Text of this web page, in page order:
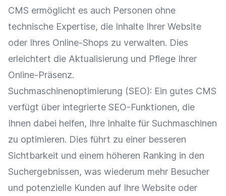
CMS ermöglicht es auch Personen ohne
technische Expertise, die Inhalte Ihrer Website
oder Ihres Online-Shops zu verwalten. Dies
erleichtert die Aktualisierung und Pflege Ihrer
Online-Präsenz.
Suchmaschinenoptimierung (SEO): Ein gutes CMS
verfügt über integrierte SEO-Funktionen, die
Ihnen dabei helfen, Ihre Inhalte für Suchmaschinen
zu optimieren. Dies führt zu einer besseren
Sichtbarkeit und einem höheren Ranking in den
Suchergebnissen, was wiederum mehr Besucher
und potenzielle Kunden auf Ihre Website oder